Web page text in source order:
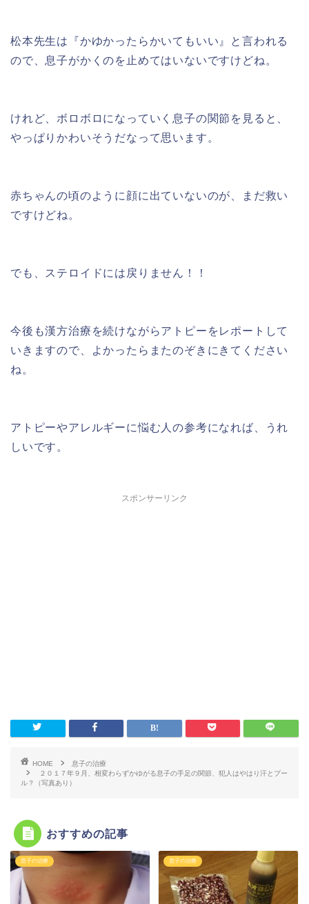
松本先生は『かゆかったらかいてもいい』と言われる
ので、息子がかくのを止めてはいないですけどね。
けれど、ボロボロになっていく息子の関節を見ると、
やっぱりかわいそうだなって思います。
赤ちゃんの頃のように顔に出ていないのが、まだ救い
ですけどね。
でも、ステロイドには戻りません！！
今後も漢方治療を続けながらアトピーをレポートして
いきますので、よかったらまたのぞきにきてください
ね。
アトピーやアレルギーに悩む人の参考になれば、うれ
しいです。
スポンサーリンク
HOME
息子の治療
２０１７年９月、相変わらずかゆがる息子の手足の関節、犯人はやはり汗とプー
ル？（写真あり）
おすすめの記事
息子の治療 息子の治療